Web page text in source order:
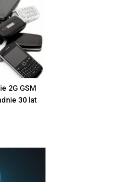
2G GSM
30 lat